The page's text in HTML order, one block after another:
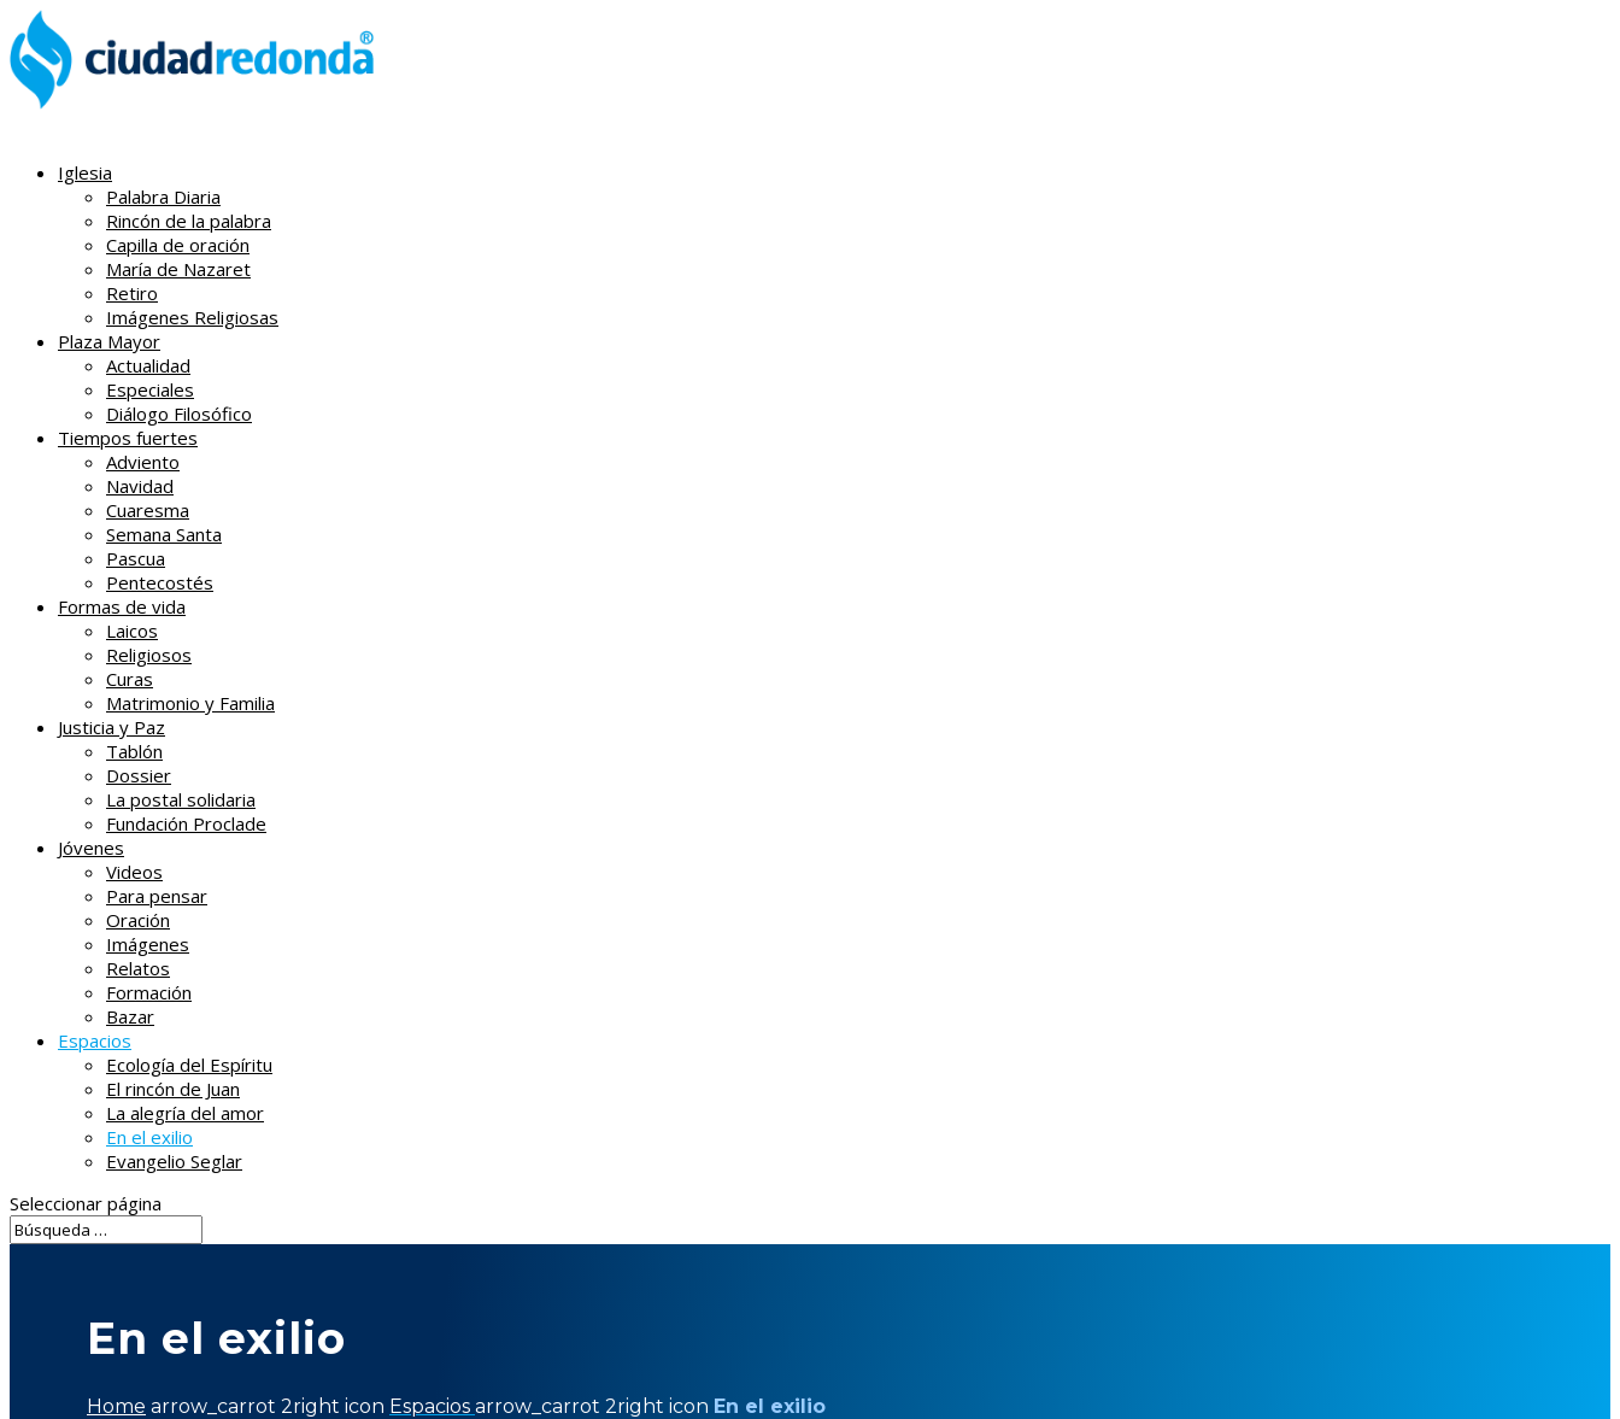
Iglesia
Palabra Diaria
Rincón de la palabra
Capilla de oración
María de Nazaret
Retiro
Imágenes Religiosas
Plaza Mayor
Actualidad
Especiales
Diálogo Filosófico
Tiempos fuertes
Adviento
Navidad
Cuaresma
Semana Santa
Pascua
Pentecostés
Formas de vida
Laicos
Religiosos
Curas
Matrimonio y Familia
Justicia y Paz
Tablón
Dossier
La postal solidaria
Fundación Proclade
Jóvenes
Videos
Para pensar
Oración
Imágenes
Relatos
Formación
Bazar
Espacios
Ecología del Espíritu
El rincón de Juan
La alegría del amor
En el exilio
Evangelio Seglar
Seleccionar página
En el exilio
Home arrow_carrot 2right icon Espacios arrow_carrot 2right icon En el exilio